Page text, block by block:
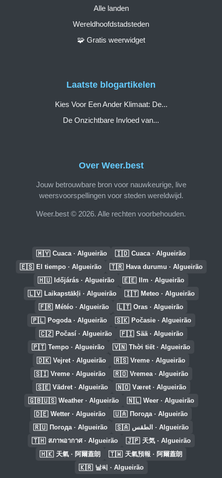
Over Weer.best
Jouw betrouwbare bron voor nauwkeurige, live
weersvoorspellingen voor steden wereldwijd.
Weer.best © 2026. Alle rechten voorbehouden.
Alle landen
Wereldhoofdstadsteden
🧩 Gratis weerwidget
Laatste blogartikelen
Kies Voor Een Ander Klimaat: De...
De Onzichtbare Invloed van...
🇲🇾 Cuaca · Algueirão 🇮🇩 Cuaca · Algueirão
🇪🇸 El tiempo · Algueirão 🇹🇷 Hava durumu · Algueirão
🇭🇺 Időjárás · Algueirão 🇪🇪 Ilm · Algueirão
🇱🇻 Laikapstākļi · Algueirão 🇮🇹 Meteo · Algueirão
🇫🇷 Météo · Algueirão 🇱🇹 Oras · Algueirão
🇵🇱 Pogoda · Algueirão 🇸🇰 Počasie · Algueirão
🇨🇿 Počasí · Algueirão 🇫🇮 Sää · Algueirão
🇵🇹 Tempo · Algueirão 🇻🇳 Thời tiết · Algueirão
🇩🇰 Vejret · Algueirão 🇷🇸 Vreme · Algueirão
🇸🇮 Vreme · Algueirão 🇷🇴 Vremea · Algueirão
🇸🇪 Vädret · Algueirão 🇳🇴 Været · Algueirão
🇬🇧🇺🇸 Weather · Algueirão 🇳🇱 Weer · Algueirão
🇩🇪 Wetter · Algueirão 🇺🇦 Погода · Algueirão
🇷🇺 Погода · Algueirão 🇸🇦 الطقس · Algueirão
🇹🇭 สภาพอากาศ · Algueirão 🇯🇵 天気 · Algueirão
🇭🇰 天氣 · 阿爾蓋朗 🇹🇼 天氣預報 · 阿爾蓋朗
🇰🇷 날씨 · Algueirão